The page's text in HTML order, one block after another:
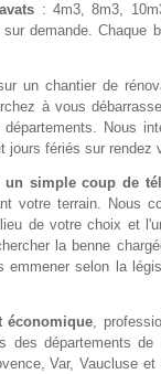
: 4m3, 8m3,
demande. Chaque
un chantier de
à vous
Nous
jours fériés sur rendez
simple coup de
votre terrain. Nous
de votre choix et
la benne
selon la
économique,
des départements de
Var, Vaucluse et